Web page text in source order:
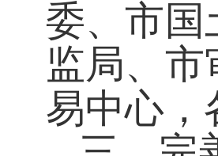
委、市国
监局、
易中心，